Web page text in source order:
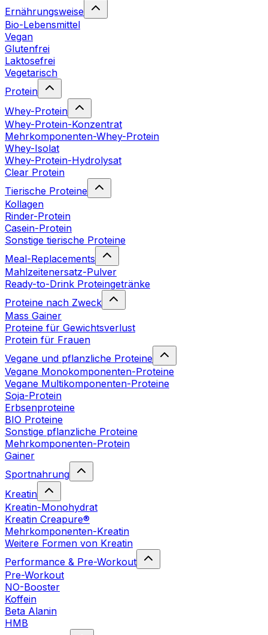
Ernährungsweise
Bio-Lebensmittel
Vegan
Glutenfrei
Laktosefrei
Vegetarisch
Protein
Whey-Protein
Whey-Protein-Konzentrat
Mehrkomponenten-Whey-Protein
Whey-Isolat
Whey-Protein-Hydrolysat
Clear Protein
Tierische Proteine
Kollagen
Rinder-Protein
Casein-Protein
Sonstige tierische Proteine
Meal-Replacements
Mahlzeitenersatz-Pulver
Ready-to-Drink Proteingetränke
Proteine nach Zweck
Mass Gainer
Proteine für Gewichtsverlust
Protein für Frauen
Vegane und pflanzliche Proteine
Vegane Monokomponenten-Proteine
Vegane Multikomponenten-Proteine
Soja-Protein
Erbsenproteine
BIO Proteine
Sonstige pflanzliche Proteine
Mehrkomponenten-Protein
Gainer
Sportnahrung
Kreatin
Kreatin-Monohydrat
Kreatin Creapure®
Mehrkomponenten-Kreatin
Weitere Formen von Kreatin
Performance & Pre-Workout
Pre-Workout
NO-Booster
Koffein
Beta Alanin
HMB